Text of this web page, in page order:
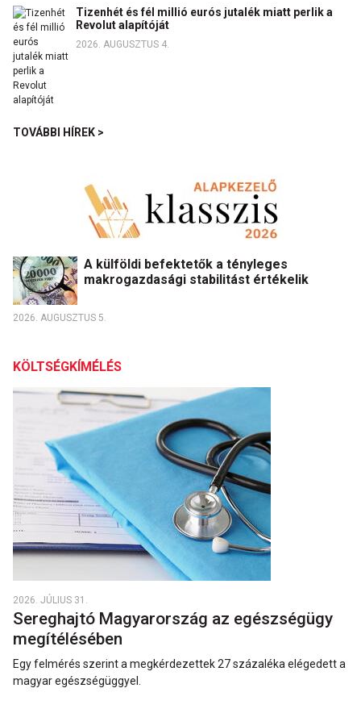
Tizenhét és fél millió eurós jutalék miatt perlik a
Revolut alapítóját
2026. AUGUSZTUS 4.
TOVÁBBI HÍREK >
A külföldi befektetők a tényleges
makrogazdasági stabilitást értékelik
2026. AUGUSZTUS 5.
KÖLTSÉGKÍMÉLÉS
2026. JÚLIUS 31.
Sereghajtó Magyarország az egészségügy
megítélésében
Egy felmérés szerint a megkérdezettek 27 százaléka elégedett a
magyar egészségüggyel.